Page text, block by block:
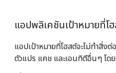
แอปพลิเคชันเป้าหมายที่โ
แอปเป้าหมายที่โฮสต์จะไม่ทำสิ่
ตัวแปร แคช และเอนทิตีอื่นๆ โด